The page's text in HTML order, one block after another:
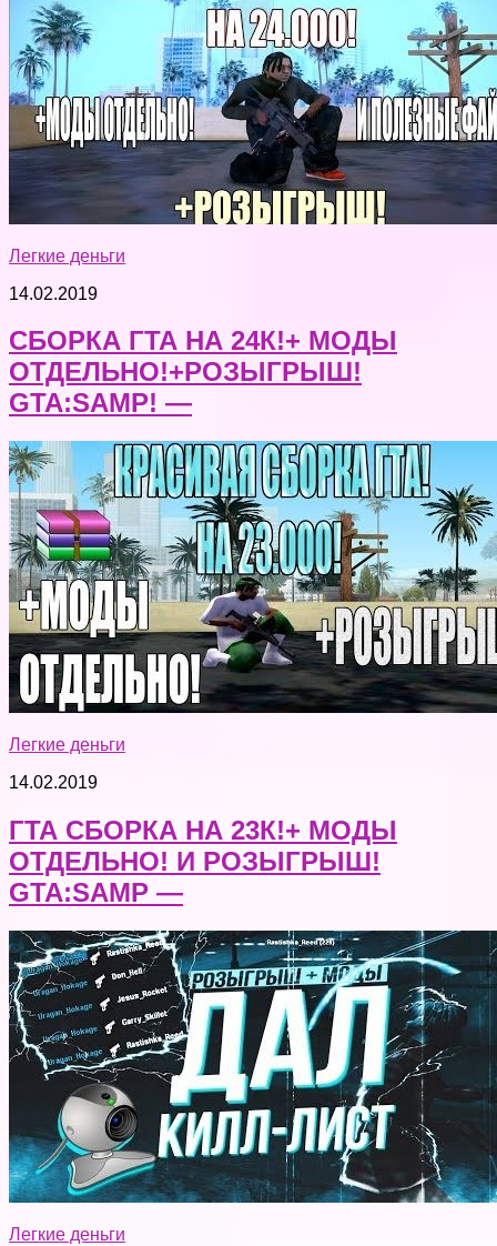
Легкие деньги
14.02.2019
СБОРКА ГТА НА 24К!+ МОДЫ
ОТДЕЛЬНО!+РОЗЫГРЫШ!
GTA:SAMP! —
Легкие деньги
14.02.2019
ГТА СБОРКА НА 23К!+ МОДЫ
ОТДЕЛЬНО! И РОЗЫГРЫШ!
GTA:SAMP —
Легкие деньги